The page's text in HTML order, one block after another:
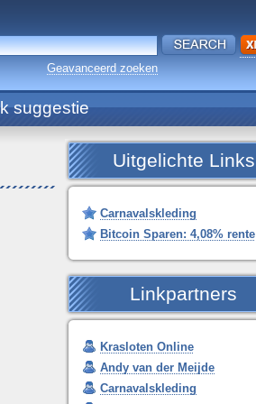
Geavanceerd zoeken
suggestie
Uitgelichte Links
Carnavalskleding
Bitcoin Sparen: 4,08% rente
Linkpartners
Krasloten Online
Andy van der Meijde
Carnavalskleding